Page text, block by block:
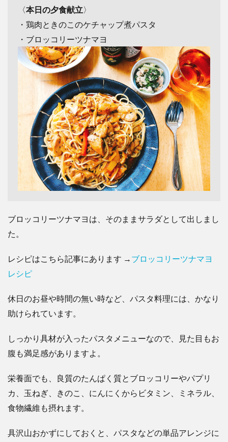
〈本日の夕食献立〉
・鶏肉ときのこのケチャップ煮パスタ
・ブロッコリーツナマヨ
ブロッコリーツナマヨは、そのままサラダとして出しまし
た。
レシピはこちら記事にあります → ブロッコリーツナマヨ
レシピ
休日のお昼や時間の無い時など、パスタ料理には、かなり
助けられています。
しっかり具材が入ったパスタメニューなので、見た目もお
腹も満足感がありますよ。
栄養面でも、良質のたんぱく質とブロッコリーやパプリ
カ、玉ねぎ、きのこ、にんにくからビタミン、ミネラル、
食物繊維も摂れます。
具沢山おかずにしておくと、パスタなどの単品アレンジに